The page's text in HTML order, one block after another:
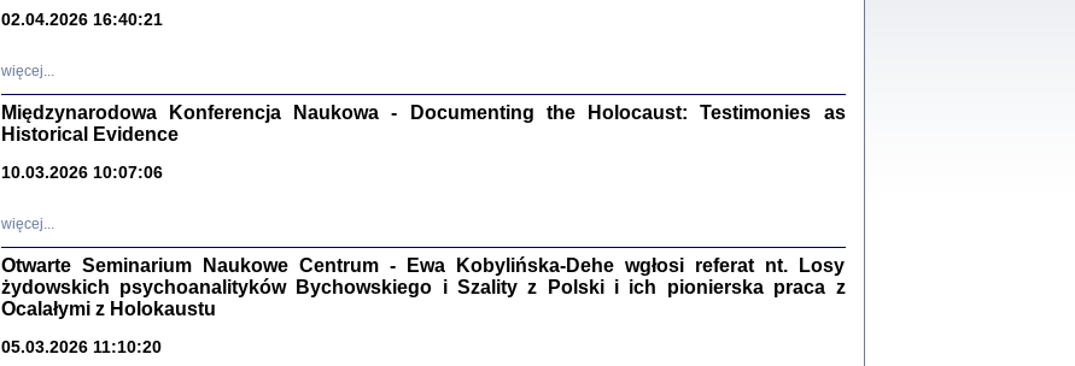
Studia i Materiały
nr 17, R. 2021
NIE WIEMY CO PRZYNIESIE NAM KOLEJNA GODZINA ...
Dziennik pisany w ukryciu w latach 1943-1944
02.04.2026 16:40:21
więcej...
Międzynarodowa Konferencja Naukowa - Documenting the Holocaust: Testimonies as
Historical Evidence
10.03.2026 10:07:06
więcej...
Otwarte Seminarium Naukowe Centrum - Ewa Kobylińska-Dehe wgłosi referat nt. Losy
żydowskich psychoanalityków Bychowskiego i Szality z Polski i ich pionierska praca z
Ocalałymi z Holokaustu
05.03.2026 11:10:20